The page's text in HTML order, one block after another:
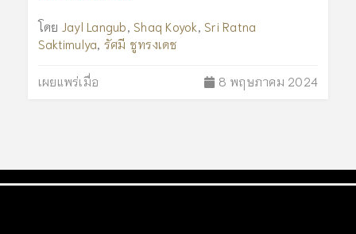
โดย Jayl Langub Shaq Koyok Sri Ratna
Saktimulya รัศมี ชูทรงเดช
เผยแพร่เมื่อ 8 พฤษภาคม 2024